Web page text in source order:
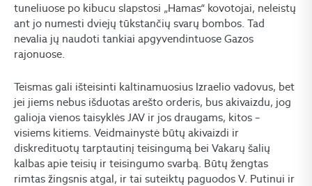
tuneliuose po kibucu slapstosi „Hamas“ kovotojai, neleistų
ant jo numesti dviejų tūkstančių svarų bombos. Tad
nevalia jų naudoti tankiai apgyvendintuose Gazos
rajonuose.
Teismas gali išteisinti kaltinamuosius Izraelio vadovus, bet
jei jiems nebus išduotas arešto orderis, bus akivaizdu, jog
galioja vienos taisyklės JAV ir jos draugams, kitos –
visiems kitiems. Veidmainystė būtų akivaizdi ir
diskredituotų tarptautinį teisingumą bei Vakarų šalių
kalbas apie teisių ir teisingumo svarbą. Būtų žengtas
rimtas žingsnis atgal, ir tai suteiktų paguodos V. Putinui ir